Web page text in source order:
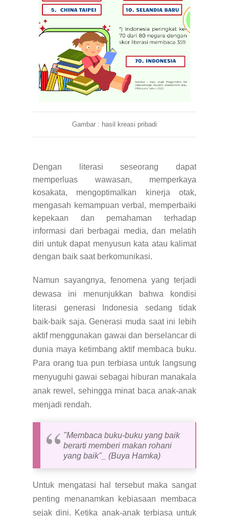
Gambar : hasil kreasi pribadi
Dengan literasi seseorang dapat
memperluas wawasan, memperkaya
kosakata, mengoptimalkan kinerja otak,
mengasah kemampuan verbal, memperbaiki
kepekaan dan pemahaman terhadap
informasi dari berbagai media, dan melatih
diri untuk dapat menyusun kata atau kalimat
dengan baik saat berkomunikasi.
Namun sayangnya, fenomena yang terjadi
dewasa ini menunjukkan bahwa kondisi
literasi generasi Indonesia sedang tidak
baik-baik saja. Generasi muda saat ini lebih
aktif menggunakan gawai dan berselancar di
dunia maya ketimbang aktif membaca buku.
Para orang tua pun terbiasa untuk langsung
menyuguhi gawai sebagai hiburan manakala
anak rewel, sehingga minat baca anak-anak
menjadi rendah.
"Membaca buku-buku yang baik
berarti memberi makan rohani
yang baik"_ (Buya Hamka)
Untuk mengatasi hal tersebut maka sangat
penting menanamkan kebiasaan membaca
sejak dini. Ketika anak-anak terbiasa untuk